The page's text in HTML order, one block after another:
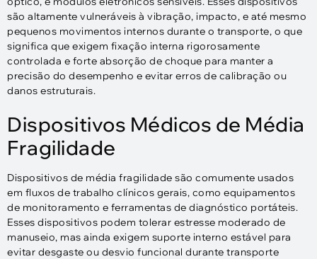
são altamente vulneráveis ​​à vibração, impacto, e até mesmo
pequenos movimentos internos durante o transporte, o que
significa que exigem fixação interna rigorosamente
controlada e forte absorção de choque para manter a
precisão do desempenho e evitar erros de calibração ou
danos estruturais.
Dispositivos Médicos de Média
Fragilidade
Dispositivos de média fragilidade são comumente usados ​​
em fluxos de trabalho clínicos gerais, como equipamentos
de monitoramento e ferramentas de diagnóstico portáteis.
Esses dispositivos podem tolerar estresse moderado de
manuseio, mas ainda exigem suporte interno estável para
evitar desgaste ou desvio funcional durante transporte